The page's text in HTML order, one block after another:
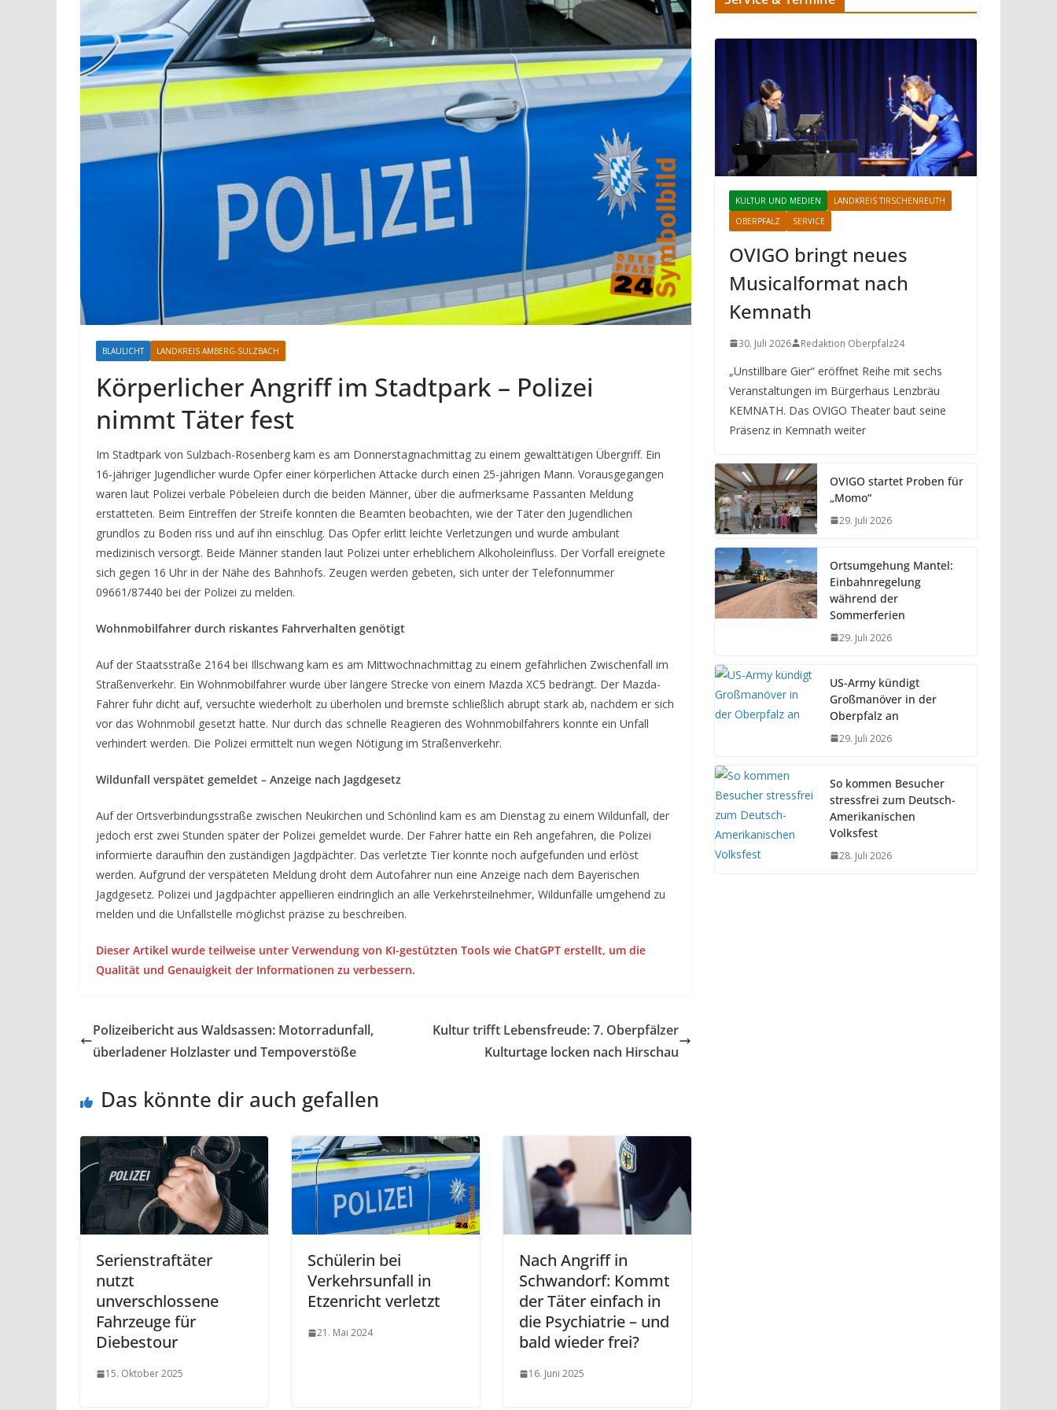
BLAULICHT LANDKREIS AMBERG-SULZBACH
Körperlicher Angriff im Stadtpark – Polizei
nimmt Täter fest
Im Stadtpark von Sulzbach-Rosenberg kam es am Donnerstagnachmittag zu einem gewalttätigen Übergriff. Ein
16-jähriger Jugendlicher wurde Opfer einer körperlichen Attacke durch einen 25-jährigen Mann. Vorausgegangen
waren laut Polizei verbale Pöbeleien durch die beiden Männer, über die aufmerksame Passanten Meldung
erstatteten. Beim Eintreffen der Streife konnten die Beamten beobachten, wie der Täter den Jugendlichen
grundlos zu Boden riss und auf ihn einschlug. Das Opfer erlitt leichte Verletzungen und wurde ambulant
medizinisch versorgt. Beide Männer standen laut Polizei unter erheblichem Alkoholeinfluss. Der Vorfall ereignete
sich gegen 16 Uhr in der Nähe des Bahnhofs. Zeugen werden gebeten, sich unter der Telefonnummer
09661/87440 bei der Polizei zu melden.
Wohnmobilfahrer durch riskantes Fahrverhalten genötigt
Auf der Staatsstraße 2164 bei Illschwang kam es am Mittwochnachmittag zu einem gefährlichen Zwischenfall im
Straßenverkehr. Ein Wohnmobilfahrer wurde über längere Strecke von einem Mazda XC5 bedrängt. Der Mazda-
Fahrer fuhr dicht auf, versuchte wiederholt zu überholen und bremste schließlich abrupt stark ab, nachdem er sich
vor das Wohnmobil gesetzt hatte. Nur durch das schnelle Reagieren des Wohnmobilfahrers konnte ein Unfall
verhindert werden. Die Polizei ermittelt nun wegen Nötigung im Straßenverkehr.
Wildunfall verspätet gemeldet – Anzeige nach Jagdgesetz
Auf der Ortsverbindungsstraße zwischen Neukirchen und Schönlind kam es am Dienstag zu einem Wildunfall, der
jedoch erst zwei Stunden später der Polizei gemeldet wurde. Der Fahrer hatte ein Reh angefahren, die Polizei
informierte daraufhin den zuständigen Jagdpächter. Das verletzte Tier konnte noch aufgefunden und erlöst
werden. Aufgrund der verspäteten Meldung droht dem Autofahrer nun eine Anzeige nach dem Bayerischen
Jagdgesetz. Polizei und Jagdpächter appellieren eindringlich an alle Verkehrsteilnehmer, Wildunfälle umgehend zu
melden und die Unfallstelle möglichst präzise zu beschreiben.
Dieser Artikel wurde teilweise unter Verwendung von KI-gestützten Tools wie ChatGPT erstellt, um die
Qualität und Genauigkeit der Informationen zu verbessern.
Polizeibericht aus Waldsassen: Motorradunfall,
überladener Holzlaster und Tempoverstöße
Kultur trifft Lebensfreude: 7. Oberpfälzer
Kulturtage locken nach Hirschau
Das könnte dir auch gefallen
Serienstraftäter
nutzt
unverschlossene
Fahrzeuge für
Diebestour
15. Oktober 2025
Schülerin bei
Verkehrsunfall in
Etzenricht verletzt
21. Mai 2024
Nach Angriff in
Schwandorf: Kommt
der Täter einfach in
die Psychiatrie – und
bald wieder frei?
16. Juni 2025
KULTUR UND MEDIEN
LANDKREIS TIRSCHENREUTH
OBERPFALZ
SERVICE
OVIGO bringt neues
Musicalformat nach
Kemnath
30. Juli 2026 Redaktion Oberpfalz24
„Unstillbare Gier“ eröffnet Reihe mit sechs
Veranstaltungen im Bürgerhaus Lenzbräu
KEMNATH. Das OVIGO Theater baut seine
Präsenz in Kemnath weiter
OVIGO startet Proben für
„Momo“
29. Juli 2026
Ortsumgehung Mantel:
Einbahnregelung
während der
Sommerferien
29. Juli 2026
US-Army kündigt
Großmanöver in der
Oberpfalz an
29. Juli 2026
So kommen Besucher
stressfrei zum Deutsch-
Amerikanischen
Volksfest
28. Juli 2026